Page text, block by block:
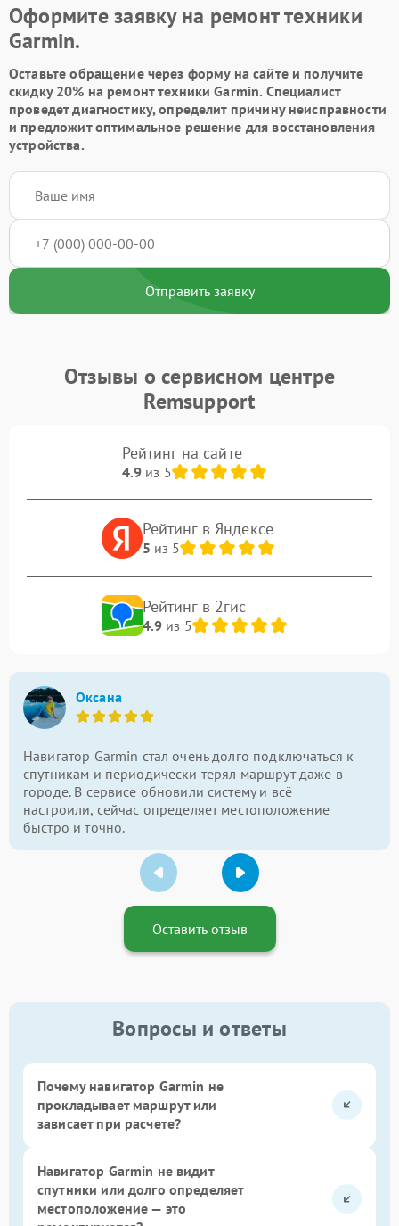
Оформите заявку на ремонт техники
Garmin.
Оставьте обращение через форму на сайте и получите
скидку 20% на ремонт техники Garmin. Специалист
проведет диагностику, определит причину неисправности
и предложит оптимальное решение для восстановления
устройства.
Отправить заявку
Отзывы о сервисном центре
Remsupport
Рейтинг на сайте
4.9из 5
Рейтинг в Яндексе
5 из 5
Рейтинг в 2гис
4.9из 5
Оксана
Навигатор Garmin стал очень долго подключаться к
спутникам и периодически терял маршрут даже в
городе. В сервисе обновили систему и всё
настроили, сейчас определяет местоположение
быстро и точно.
Оставить отзыв
Вопросы и ответы
Почему навигатор Garmin не
прокладывает маршрут или
зависает при расчете?
Навигатор Garmin не видит
спутники или долго определяет
местоположение — это